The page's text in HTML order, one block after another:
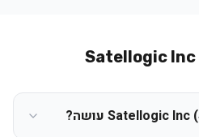
Satellogic Inc